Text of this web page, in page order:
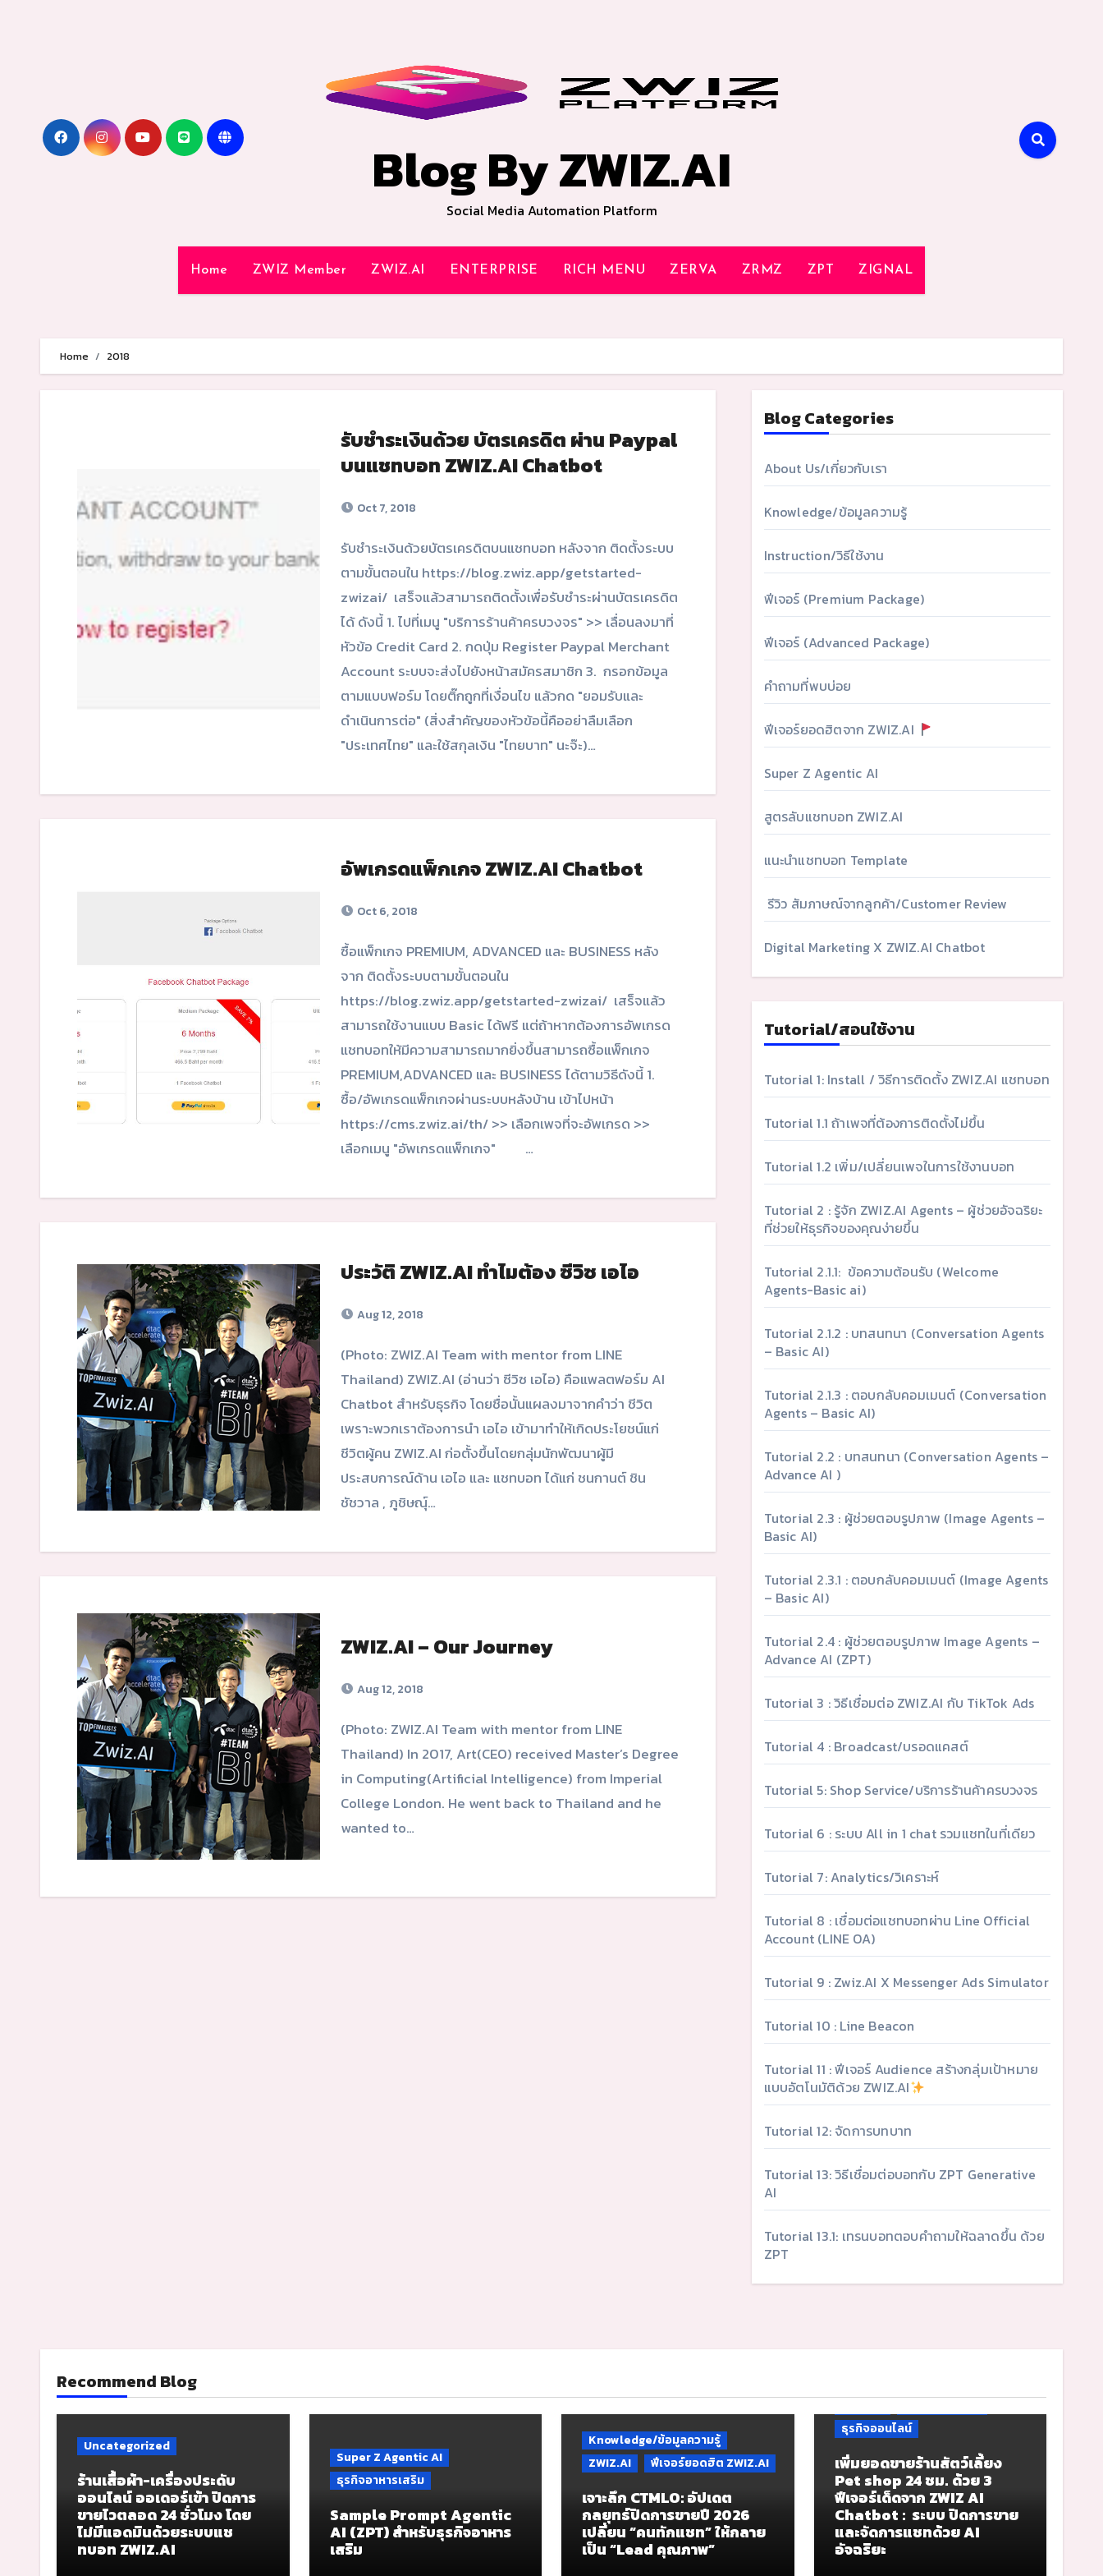
Blog By ZWIZ.AI
Social Media Automation Platform
Home ZWIZ Member ZWIZ.AI ENTERPRISE RICH MENU ZERVA ZRMZ ZPT ZIGNAL
Home 2018
รับชำระเงินด้วย บัตรเครดิต ผ่าน Paypal
บนแชทบอท ZWIZ.AI Chatbot
Oct 7, 2018
รับชำระเงินด้วยบัตรเครดิตบนแชทบอท หลังจาก ติดตั้งระบบ
ตามขั้นตอนใน https://blog.zwiz.app/getstarted-
zwizai/ เสร็จแล้วสามารถติดตั้งเพื่อรับชำระผ่านบัตรเครดิต
ได้ ดังนี้ 1. ไปที่เมนู "บริการร้านค้าครบวงจร" >> เลื่อนลงมาที่
หัวข้อ Credit Card 2. กดปุ่ม Register Paypal Merchant
Account ระบบจะส่งไปยังหน้าสมัครสมาชิก 3. กรอกข้อมูล
ตามแบบฟอร์ม โดยติ๊กถูกที่เงื่อนไข แล้วกด "ยอมรับและ
ดำเนินการต่อ" (สิ่งสำคัญของหัวข้อนี้คืออย่าลืมเลือก
"ประเทศไทย" และใช้สกุลเงิน "ไทยบาท" นะจ๊ะ)…
อัพเกรดแพ็กเกจ ZWIZ.AI Chatbot
Oct 6, 2018
ซื้อแพ็กเกจ PREMIUM, ADVANCED และ BUSINESS หลัง
จาก ติดตั้งระบบตามขั้นตอนใน
https://blog.zwiz.app/getstarted-zwizai/ เสร็จแล้ว
สามารถใช้งานแบบ Basic ได้ฟรี แต่ถ้าหากต้องการอัพเกรด
แชทบอทให้มีความสามารถมากยิ่งขึ้นสามารถซื้อแพ็กเกจ
PREMIUM,ADVANCED และ BUSINESS ได้ตามวิธีดังนี้ 1.
ซื้อ/อัพเกรดแพ็กเกจผ่านระบบหลังบ้าน เข้าไปหน้า
https://cms.zwiz.ai/th/ >> เลือกเพจที่จะอัพเกรด >>
เลือกเมนู "อัพเกรดแพ็กเกจ" …
ประวัติ ZWIZ.AI ทำไมต้อง ซีวิซ เอไอ
Aug 12, 2018
(Photo: ZWIZ.AI Team with mentor from LINE
Thailand) ZWIZ.AI (อ่านว่า ซีวิซ เอไอ) คือแพลตฟอร์ม AI
Chatbot สำหรับธุรกิจ โดยชื่อนั้นแผลงมาจากคำว่า ชีวิต
เพราะพวกเราต้องการนำ เอไอ เข้ามาทำให้เกิดประโยชน์แก่
ชีวิตผู้คน ZWIZ.AI ก่อตั้งขึ้นโดยกลุ่มนักพัฒนาผู้มี
ประสบการณ์ด้าน เอไอ และ แชทบอท ได้แก่ ชนกานต์ ชิน
ชัชวาล , ภูชิษณุ์…
ZWIZ.AI – Our Journey
Aug 12, 2018
(Photo: ZWIZ.AI Team with mentor from LINE
Thailand) In 2017, Art(CEO) received Master’s Degree
in Computing(Artificial Intelligence) from Imperial
College London. He went back to Thailand and he
wanted to…
Blog Categories
About Us/เกี่ยวกับเรา
Knowledge/ข้อมูลความรู้
Instruction/วิธีใช้งาน
ฟีเจอร์ (Premium Package)
ฟีเจอร์ (Advanced Package)
คำถามที่พบบ่อย
ฟีเจอร์ยอดฮิตจาก ZWIZ.AI
Super Z Agentic AI
สูตรลับแชทบอท ZWIZ.AI
แนะนำแชทบอท Template
รีวิว สัมภาษณ์จากลูกค้า/Customer Review
Digital Marketing X ZWIZ.AI Chatbot
Tutorial/สอนใช้งาน
Tutorial 1: Install / วิธีการติดตั้ง ZWIZ.AI แชทบอท
Tutorial 1.1 ถ้าเพจที่ต้องการติดตั้งไม่ขึ้น
Tutorial 1.2 เพิ่ม/เปลี่ยนเพจในการใช้งานบอท
Tutorial 2 : รู้จัก ZWIZ.AI Agents – ผู้ช่วยอัจฉริยะ
ที่ช่วยให้ธุรกิจของคุณง่ายขึ้น
Tutorial 2.1.1: ข้อความต้อนรับ (Welcome
Agents-Basic ai)
Tutorial 2.1.2 : บทสนทนา (Conversation Agents
– Basic AI)
Tutorial 2.1.3 : ตอบกลับคอมเมนต์ (Conversation
Agents – Basic AI)
Tutorial 2.2 : บทสนทนา (Conversation Agents –
Advance AI )
Tutorial 2.3 : ผู้ช่วยตอบรูปภาพ (Image Agents –
Basic AI)
Tutorial 2.3.1 : ตอบกลับคอมเมนต์ (Image Agents
– Basic AI)
Tutorial 2.4 : ผู้ช่วยตอบรูปภาพ Image Agents –
Advance AI (ZPT)
Tutorial 3 : วิธีเชื่อมต่อ ZWIZ.AI กับ TikTok Ads
Tutorial 4 : Broadcast/บรอดแคสต์
Tutorial 5: Shop Service/บริการร้านค้าครบวงจร
Tutorial 6 : ระบบ All in 1 chat รวมแชทในที่เดียว
Tutorial 7: Analytics/วิเคราะห์
Tutorial 8 : เชื่อมต่อแชทบอทผ่าน Line Official
Account (LINE OA)
Tutorial 9 : Zwiz.AI X Messenger Ads Simulator
Tutorial 10 : Line Beacon
Tutorial 11 : ฟีเจอร์ Audience สร้างกลุ่มเป้าหมาย
แบบอัตโนมัติด้วย ZWIZ.AI
Tutorial 12: จัดการบทบาท
Tutorial 13: วิธีเชื่อมต่อบอทกับ ZPT Generative
AI
Tutorial 13.1: เทรนบอทตอบคำถามให้ฉลาดขึ้น ด้วย
ZPT
Recommend Blog
Uncategorized
ร้านเสื้อผ้า-เครื่องประดับ
ออนไลน์ ออเดอร์เข้า ปิดการ
ขายไวตลอด 24 ชั่วโมง โดย
ไม่มีแอดมินด้วยระบบแช
ทบอท ZWIZ.AI
Super Z Agentic AI
ธุรกิจอาหารเสริม
Sample Prompt Agentic
AI (ZPT) สำหรับธุรกิจอาหาร
เสริม
Knowledge/ข้อมูลความรู้
ZWIZ.AI
ฟีเจอร์ยอดฮิต ZWIZ.AI
เจาะลึก CTMLO: อัปเดต
กลยุทธ์ปิดการขายปี 2026
เปลี่ยน “คนทักแชท” ให้กลาย
เป็น “Lead คุณภาพ”
ธุรกิจออนไลน์
เพิ่มยอดขายร้านสัตว์เลี้ยง
Pet shop 24 ชม. ด้วย 3
ฟีเจอร์เด็ดจาก ZWIZ AI
Chatbot : ระบบ ปิดการขาย
และจัดการแชทด้วย AI
อัจฉริยะ